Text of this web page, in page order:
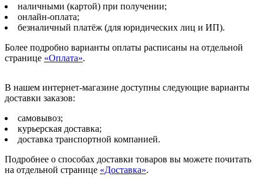
наличными (картой) при получении;
онлайн-оплата;
безналичный платёж (для юридических лиц и ИП).
Более подробно варианты оплаты расписаны на отдельной
странице «Оплата».
В нашем интернет-магазине доступны следующие варианты
доставки заказов:
самовывоз;
курьерская доставка;
доставка транспортной компанией.
Подробнее о способах доставки товаров вы можете почитать
на отдельной странице «Доставка».